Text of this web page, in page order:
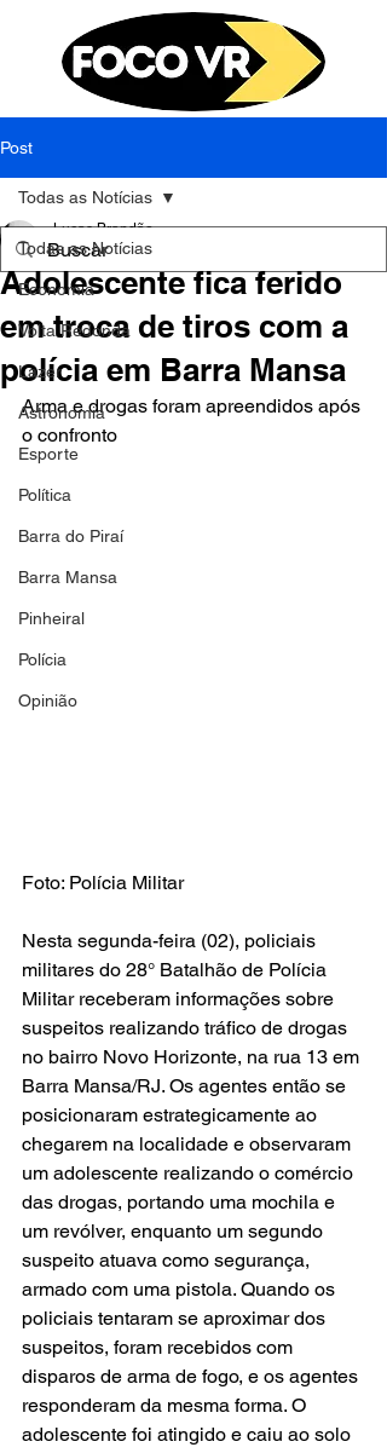
Post
Todas as Notícias
Economia
Volta Redonda
Lazer
Astronomia
Esporte
Política
Barra do Piraí
Barra Mansa
Pinheiral
Polícia
Opinião
Todas as Notícias
Adolescente fica ferido
em troca de tiros com a
polícia em Barra Mansa
Lucas Brandão
3 de out. de 2023
Arma e drogas foram apreendidos após
o confronto
Foto: Polícia Militar
Nesta segunda-feira (02), policiais
militares do 28° Batalhão de Polícia
Militar receberam informações sobre
suspeitos realizando tráfico de drogas
no bairro Novo Horizonte, na rua 13 em
Barra Mansa/RJ. Os agentes então se
posicionaram estrategicamente ao
chegarem na localidade e observaram
um adolescente realizando o comércio
das drogas, portando uma mochila e
um revólver, enquanto um segundo
suspeito atuava como segurança,
armado com uma pistola. Quando os
policiais tentaram se aproximar dos
suspeitos, foram recebidos com
disparos de arma de fogo, e os agentes
responderam da mesma forma. O
adolescente foi atingido e caiu ao solo